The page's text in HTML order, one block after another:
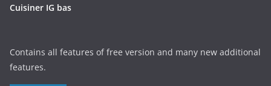
Cuisiner IG bas
Contains all features of free version and many new additional
features.